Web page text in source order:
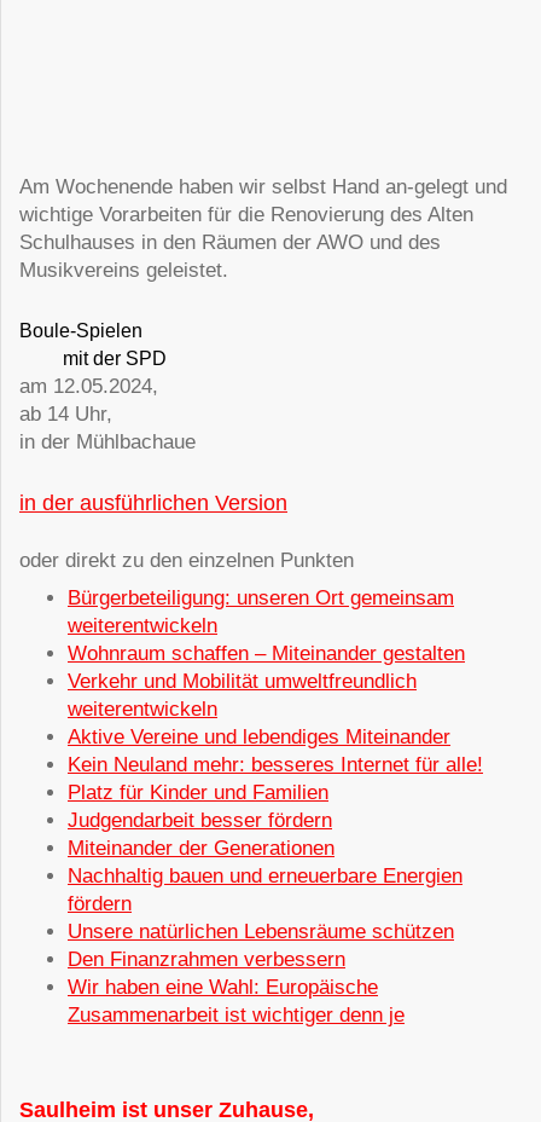
Am Wochenende haben wir selbst Hand an-gelegt und
wichtige Vorarbeiten für die Renovierung des Alten
Schulhauses in den Räumen der AWO und des
Musikvereins geleistet.
Boule-Spielen
mit der SPD
am 12.05.2024,
ab 14 Uhr,
in der Mühlbachaue
in der ausführlichen Version
oder direkt zu den einzelnen Punkten
Bürgerbeteiligung: unseren Ort gemeinsam
weiterentwickeln
Wohnraum schaffen – Miteinander gestalten
Verkehr und Mobilität umweltfreundlich
weiterentwickeln
Aktive Vereine und lebendiges Miteinander
Kein Neuland mehr: besseres Internet für alle!
Platz für Kinder und Familien
Judgendarbeit besser fördern
Miteinander der Generationen
Nachhaltig bauen und erneuerbare Energien
fördern
Unsere natürlichen Lebensräume schützen
Den Finanzrahmen verbessern
Wir haben eine Wahl: Europäische
Zusammenarbeit ist wichtiger denn je
Saulheim ist unser Zuhause,